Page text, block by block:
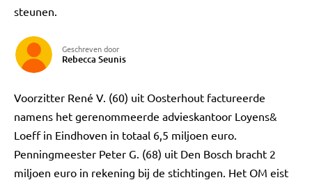
steunen.
Geschreven door
Rebecca Seunis
Voorzitter René V. (60) uit Oosterhout factureerde
namens het gerenommeerde advieskantoor Loyens&
Loeff in Eindhoven in totaal 6,5 miljoen euro.
Penningmeester Peter G. (68) uit Den Bosch bracht 2
miljoen euro in rekening bij de stichtingen. Het OM eist